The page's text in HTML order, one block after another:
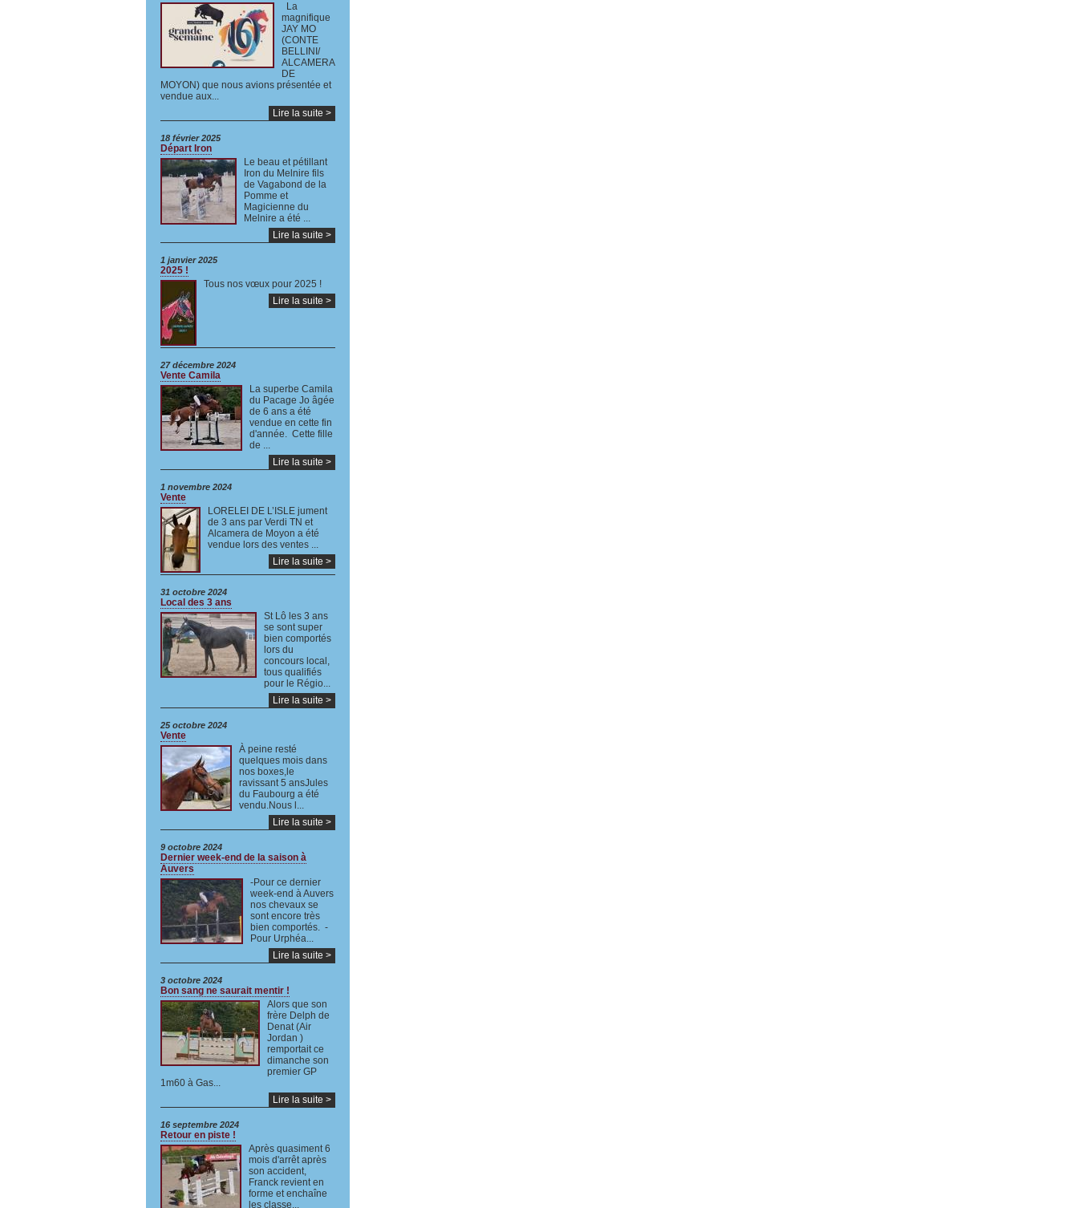
La
magnifique
JAY MO
(CONTE
BELLINI/
ALCAMERA
DE
MOYON) que nous avions présentée et
vendue aux...
Lire la suite >
18 février 2025
Départ Iron
Le beau et pétillant
Iron du Melnire fils
de Vagabond de la
Pomme et
Magicienne du
Melnire a été ...
Lire la suite >
1 janvier 2025
2025 !
Tous nos vœux pour 2025 !
Lire la suite >
27 décembre 2024
Vente Camila
La superbe Camila
du Pacage Jo âgée
de 6 ans a été
vendue en cette fin
d'année. Cette fille
de ...
Lire la suite >
1 novembre 2024
Vente
LORELEI DE L’ISLE jument
de 3 ans par Verdi TN et
Alcamera de Moyon a été
vendue lors des ventes ...
Lire la suite >
31 octobre 2024
Local des 3 ans
St Lô les 3 ans
se sont super
bien comportés
lors du
concours local,
tous qualifiés
pour le Régio...
Lire la suite >
25 octobre 2024
Vente
À peine resté
quelques mois dans
nos boxes,le
ravissant 5 ansJules
du Faubourg a été
vendu.Nous l...
Lire la suite >
9 octobre 2024
Dernier week-end de la saison à
Auvers
-Pour ce dernier
week-end à Auvers
nos chevaux se
sont encore très
bien comportés. -
Pour Urphéa...
Lire la suite >
3 octobre 2024
Bon sang ne saurait mentir !
Alors que son
frère Delph de
Denat (Air
Jordan )
remportait ce
dimanche son
premier GP
1m60 à Gas...
Lire la suite >
16 septembre 2024
Retour en piste !
Après quasiment 6
mois d'arrêt après
son accident,
Franck revient en
forme et enchaîne
les classe...